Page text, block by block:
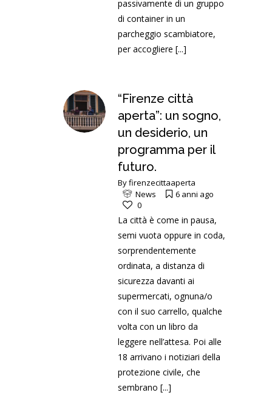
passivamente di un gruppo
di container in un
parcheggio scambiatore,
per accogliere [...]
“Firenze città
aperta”: un sogno,
un desiderio, un
programma per il
futuro.
Byfirenzecittaaperta
News
6 anni ago
0
La città è come in pausa,
semi vuota oppure in coda,
sorprendentemente
ordinata, a distanza di
sicurezza davanti ai
supermercati, ognuna/o
con il suo carrello, qualche
volta con un libro da
leggere nell’attesa. Poi alle
18 arrivano i notiziari della
protezione civile, che
sembrano [...]